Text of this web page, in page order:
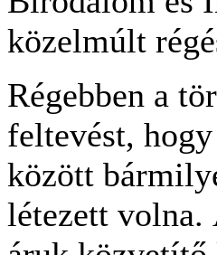
közelmúlt
Régebben a
feltevést,
között
létezett volna.